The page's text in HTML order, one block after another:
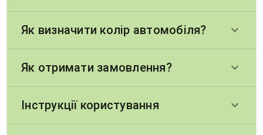
Як визначити колір автомобіля? keyboard_arrow_down
Як отримати замовлення? keyboard_arrow_down
Інструкції користування keyboard_arrow_down